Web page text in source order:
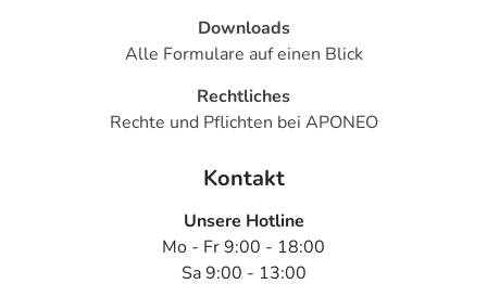
Downloads
Alle Formulare auf einen Blick
Rechtliches
Rechte und Pflichten bei APONEO
Kontakt
Unsere Hotline
Mo - Fr 9:00 - 18:00
Sa 9:00 - 13:00